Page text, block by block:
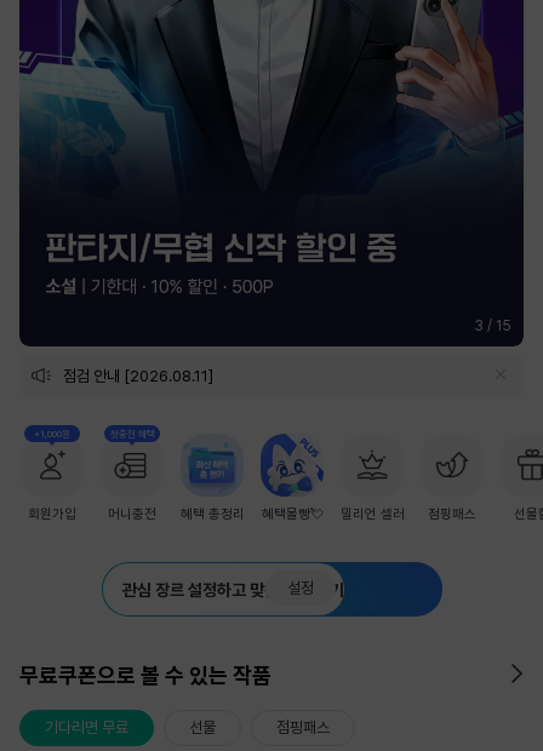
3 / 15
점검 안내 [2026.08.11]
+1,000원
회원가입
첫충전 혜택
머니충전 혜택 총정리 혜택몰빵💘 밀리언 셀러 점핑패스 선물
관심 장르 설정하고 맞춤 추천 받기
설정
무료쿠폰으로 볼 수 있는 작품
기다리면 무료 선물 점핑패스